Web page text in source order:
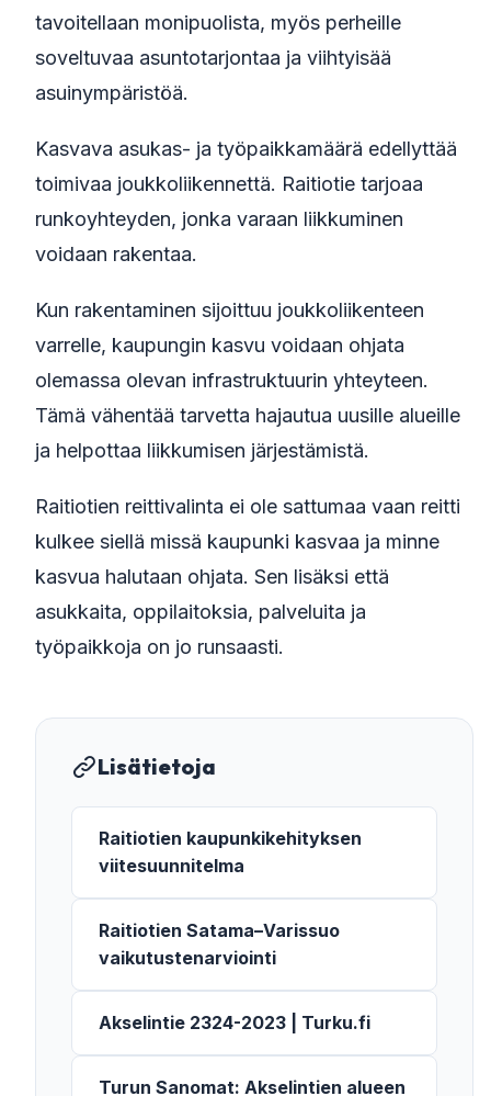
tavoitellaan monipuolista, myös perheille
soveltuvaa asuntotarjontaa ja viihtyisää
asuinympäristöä.
Kasvava asukas- ja työpaikkamäärä edellyttää
toimivaa joukkoliikennettä. Raitiotie tarjoaa
runkoyhteyden, jonka varaan liikkuminen
voidaan rakentaa.
Kun rakentaminen sijoittuu joukkoliikenteen
varrelle, kaupungin kasvu voidaan ohjata
olemassa olevan infrastruktuurin yhteyteen.
Tämä vähentää tarvetta hajautua uusille alueille
ja helpottaa liikkumisen järjestämistä.
Raitiotien reittivalinta ei ole sattumaa vaan reitti
kulkee siellä missä kaupunki kasvaa ja minne
kasvua halutaan ohjata. Sen lisäksi että
asukkaita, oppilaitoksia, palveluita ja
työpaikkoja on jo runsaasti.
Lisätietoja
Raitiotien kaupunkikehityksen
viitesuunnitelma
Raitiotien Satama–Varissuo
vaikutustenarviointi
Akselintie 2324-2023 | Turku.fi
Turun Sanomat: Akselintien alueen